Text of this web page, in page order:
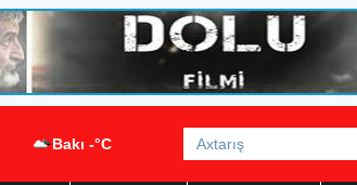
Bakı -°C